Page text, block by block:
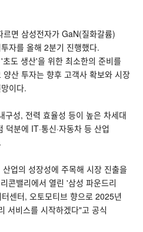
면 삼성전자가 GaN(질화갈륨)
자를 올해 2분기 진행했다.
도 생산'을 위한 최소한의 준비를
산 투자는 향후 고객사 확보와 시장
이다.
구성, 전력 효율성 등이 높은 차세대
분에 IT·통신·자동차 등 산업
업의 성장성에 주목해 시장 진출을
콘밸리에서 열린 '삼성 파운드리
센터, 오토모티브 향으로 2025년
서비스를 시작하겠다"고 공식